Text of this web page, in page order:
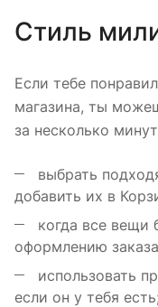
Стиль
Если тебе
магазина, ты
за несколько
выбрать
добавить их в
когда все вещи
оформлению
использовать
если он у тебя